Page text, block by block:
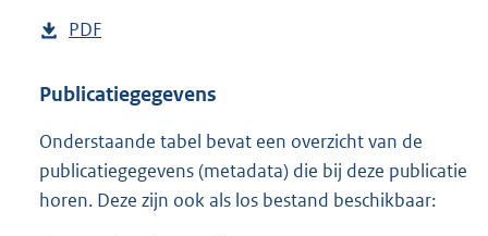
D
w
l
o
a
PDF
s
a
n
d
Publicatiegegevens
Onderstaande tabel bevat een overzicht van de
publicatiegegevens (metadata) die bij deze publicatie
horen. Deze zijn ook als los bestand beschikbaar: